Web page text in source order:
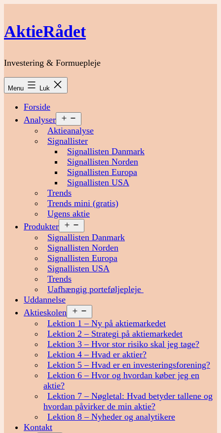
indhold
AktieRådet
Investering & Formuepleje
Menu Luk
Forside
Analyser
menu
Aktieanalyse
Signallister
Signallisten Danmark
Signallisten Norden
Signallisten Europa
Signallisten USA
Trends
Trends mini (gratis)
Ugens aktie
Produkter
menu
Signallisten Danmark
Signallisten Norden
Signallisten Europa
Signallisten USA
Trends
Uafhængig porteføljepleje
Uddannelse
Aktieskolen
menu
Lektion 1 – Ny på aktiemarkedet
Lektion 2 – Strategi på aktiemarkedet
Lektion 3 – Hvor stor risiko skal jeg tage?
Lektion 4 – Hvad er aktier?
Lektion 5 – Hvad er en investeringsforening?
Lektion 6 – Hvor og hvordan køber jeg en
aktie?
Lektion 7 – Nøgletal: Hvad betyder tallene og
hvordan påvirker de min aktie?
Lektion 8 – Nyheder og analytikere
Kontakt